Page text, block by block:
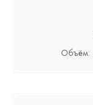
Объём: